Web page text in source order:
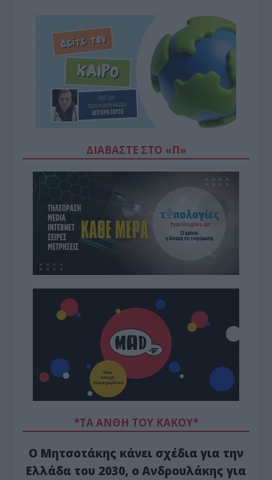
ΔΙΑΒΆΣΤΕ ΣΤΟ «Π»
*ΤΑ ΆΝΘΗ ΤΟΥ ΚΑΚΟΎ*
Ο Μητσοτάκης κάνει σχέδια για την
Ελλάδα του 2030, ο Ανδρουλάκης για